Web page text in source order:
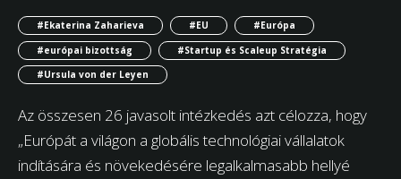
#Ekaterina Zaharieva #EU
#Európa
#európai bizottság
#Startup és Scaleup Stratégia
#Ursula von der Leyen
Az összesen 26 javasolt intézkedés azt célozza, hogy
„Európát a világon a globális technológiai vállalatok
indítására és növekedésére legalkalmasabb hellyé